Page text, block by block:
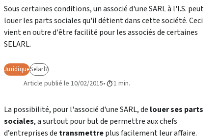
Sous certaines conditions, un associé d'une SARL à l'I.S. peut
louer les parts sociales qu'il détient dans cette société. Ceci
vient en outre d'être facilité pour les associés de certaines
SELARL.
JuridiqueSelarl?
Article publié le 10/02/2015 1 min.
La possibilité, pour l'associé d'une SARL, de louer ses parts
sociales, a surtout pour but de permettre aux chefs
d’entreprises de transmettreplus facilement leur affaire.